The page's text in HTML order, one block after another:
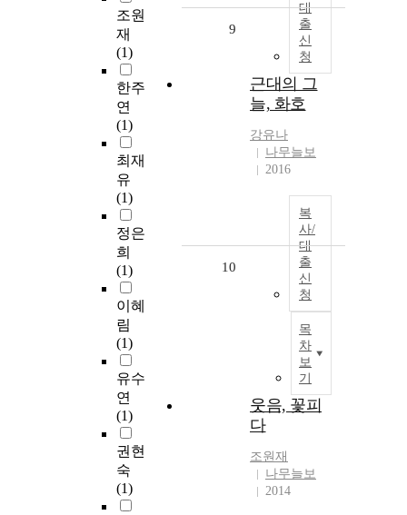
조원
재
(1)
한주
연
(1)
최재
유
(1)
정은
희
(1)
이혜
림
(1)
유수
연
(1)
권현
숙
(1)
대
출
신
청
9
근대의 그
늘, 화호
강유나
나무늘보
2016
복
사/
대
출
신
청
목
차
보
기
10
웃음, 꽃피
다
조원재
나무늘보
2014